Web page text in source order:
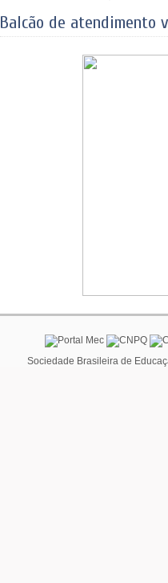
Balcão de atendimento
Sociedade Brasileira de